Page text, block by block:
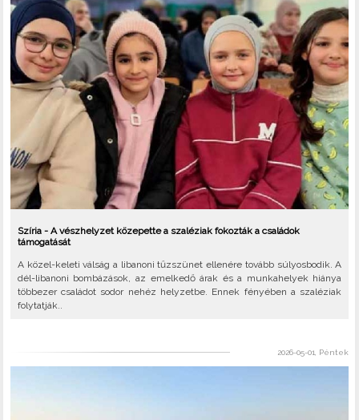
Szíria - A vészhelyzet közepette a szaléziak fokozták a családok
támogatását
A közel-keleti válság a libanoni tűzszünet ellenére tovább súlyosbodik. A
dél-libanoni bombázások, az emelkedő árak és a munkahelyek hiánya
többezer családot sodor nehéz helyzetbe. Ennek fényében a szaléziak
folytatják..
2026-05-01, Péntek